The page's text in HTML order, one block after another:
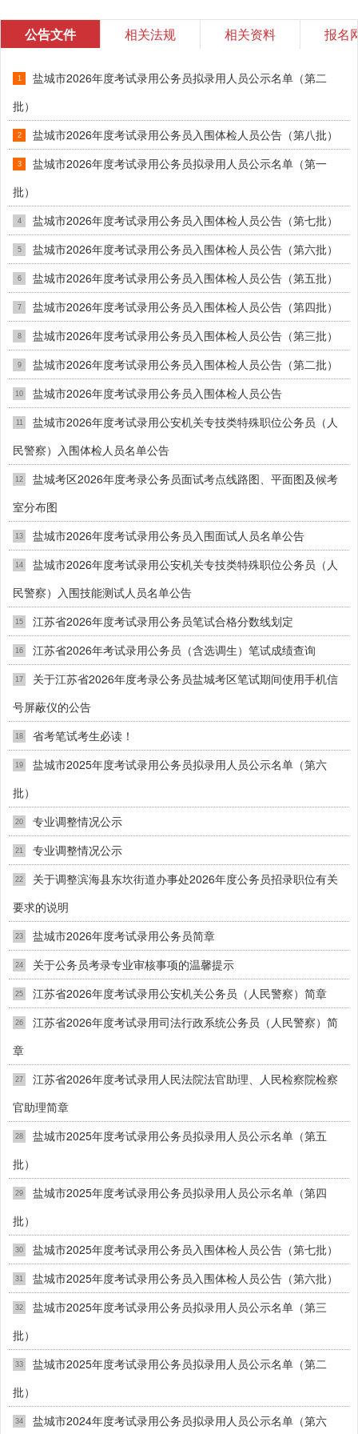
公告文件 相关法规 相关资料 报名
1
盐城市2026年度考试录用公务员拟录用人员公示名单（第二
批）
2 盐城市2026年度考试录用公务员入围体检人员公告（第八批）
3
盐城市2026年度考试录用公务员拟录用人员公示名单（第一
批）
4 盐城市2026年度考试录用公务员入围体检人员公告（第七批）
5 盐城市2026年度考试录用公务员入围体检人员公告（第六批）
6 盐城市2026年度考试录用公务员入围体检人员公告（第五批）
7 盐城市2026年度考试录用公务员入围体检人员公告（第四批）
8 盐城市2026年度考试录用公务员入围体检人员公告（第三批）
9 盐城市2026年度考试录用公务员入围体检人员公告（第二批）
10 盐城市2026年度考试录用公务员入围体检人员公告
11
盐城市2026年度考试录用公安机关专技类特殊职位公务员（人
民警察）入围体检人员名单公告
12
盐城考区2026年度考录公务员面试考点线路图、平面图及候考
室分布图
13 盐城市2026年度考试录用公务员入围面试人员名单公告
14
盐城市2026年度考试录用公安机关专技类特殊职位公务员（人
民警察）入围技能测试人员名单公告
15 江苏省2026年度考试录用公务员笔试合格分数线划定
16 江苏省2026年考试录用公务员（含选调生）笔试成绩查询
17
关于江苏省2026年度考录公务员盐城考区笔试期间使用手机信
号屏蔽仪的公告
18 省考笔试考生必读！
19
盐城市2025年度考试录用公务员拟录用人员公示名单（第六
批）
20 专业调整情况公示
21 专业调整情况公示
22
关于调整滨海县东坎街道办事处2026年度公务员招录职位有关
要求的说明
23 盐城市2026年度考试录用公务员简章
24 关于公务员考录专业审核事项的温馨提示
25 江苏省2026年度考试录用公安机关公务员（人民警察）简章
26
江苏省2026年度考试录用司法行政系统公务员（人民警察）简
章
27
江苏省2026年度考试录用人民法院法官助理、人民检察院检察
官助理简章
28
盐城市2025年度考试录用公务员拟录用人员公示名单（第五
批）
29
盐城市2025年度考试录用公务员拟录用人员公示名单（第四
批）
30 盐城市2025年度考试录用公务员入围体检人员公告（第七批）
31 盐城市2025年度考试录用公务员入围体检人员公告（第六批）
32
盐城市2025年度考试录用公务员拟录用人员公示名单（第三
批）
33
盐城市2025年度考试录用公务员拟录用人员公示名单（第二
批）
34 盐城市2024年度考试录用公务员拟录用人员公示名单（第六